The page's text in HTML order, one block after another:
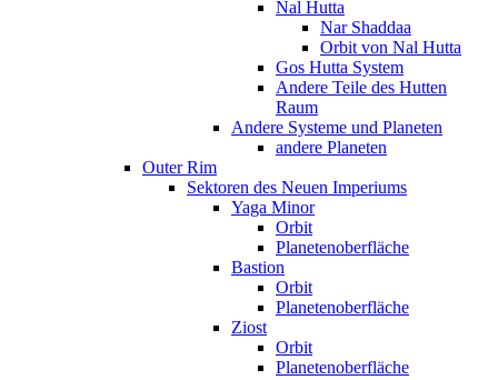
Nal Hutta
Nar Shaddaa
Orbit von Nal Hutta
Gos Hutta System
Andere Teile des Hutten
Raum
Andere Systeme und Planeten
andere Planeten
Outer Rim
Sektoren des Neuen Imperiums
Yaga Minor
Orbit
Planetenoberfläche
Bastion
Orbit
Planetenoberfläche
Ziost
Orbit
Planetenoberfläche